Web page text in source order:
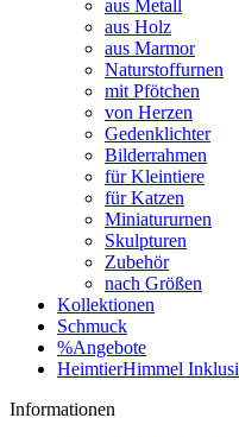
aus Metall
aus Holz
aus Marmor
Naturstoffurnen
mit Pfötchen
von Herzen
Gedenklichter
Bilderrahmen
für Kleintiere
für Katzen
Miniatururnen
Skulpturen
Zubehör
nach Größen
Kollektionen
Schmuck
%Angebote
HeimtierHimmel
Informationen